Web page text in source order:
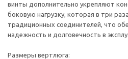
винты дополнительно укрепляют
боковую нагрузку, которая в три
традиционных соединителей, что
надежность и долговечность в
Размеры вертлюга: